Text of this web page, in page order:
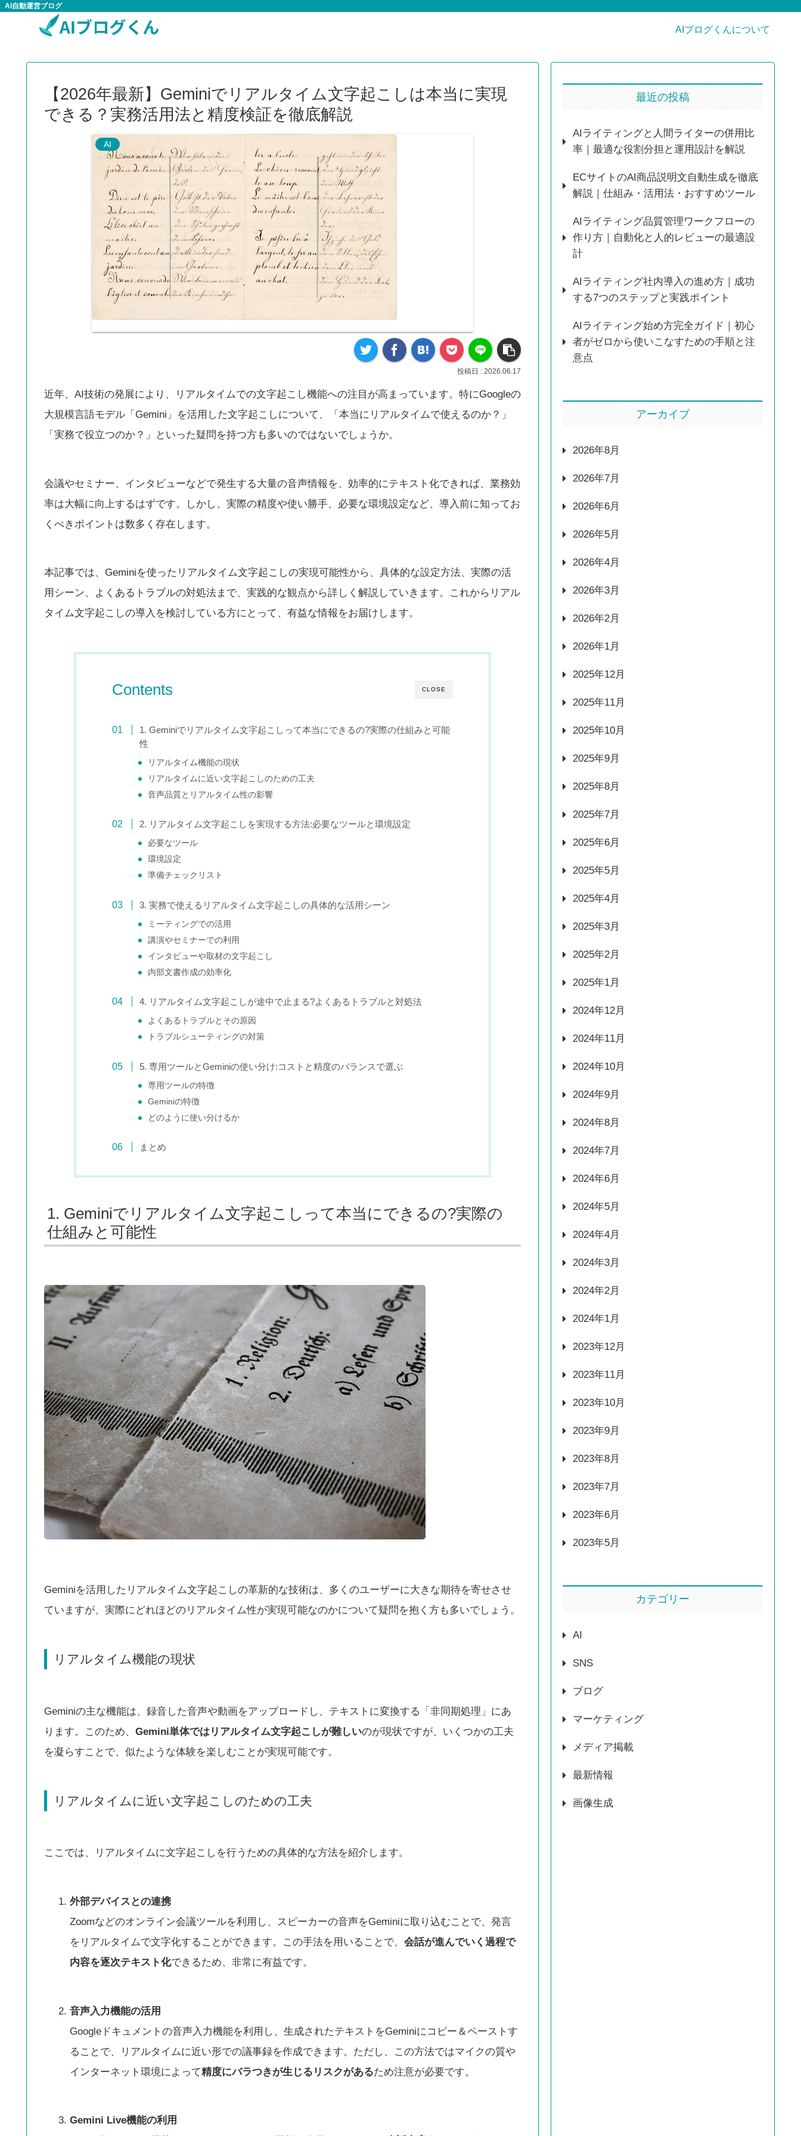
AI自動運営ブログ
AIブログくんについて
【2026年最新】Geminiでリアルタイム文字起こしは本当に実現
できる？実務活用法と精度検証を徹底解説
AI
2026.06.17
近年、AI技術の発展により、リアルタイムでの文字起こし機能への注目が高まっています。特にGoogleの
大規模言語モデル「Gemini」を活用した文字起こしについて、「本当にリアルタイムで使えるのか？」
「実務で役立つのか？」といった疑問を持つ方も多いのではないでしょうか。
会議やセミナー、インタビューなどで発生する大量の音声情報を、効率的にテキスト化できれば、業務効
率は大幅に向上するはずです。しかし、実際の精度や使い勝手、必要な環境設定など、導入前に知ってお
くべきポイントは数多く存在します。
本記事では、Geminiを使ったリアルタイム文字起こしの実現可能性から、具体的な設定方法、実際の活
用シーン、よくあるトラブルの対処法まで、実践的な観点から詳しく解説していきます。これからリアル
タイム文字起こしの導入を検討している方にとって、有益な情報をお届けします。
CLOSE
Contents
1. Geminiでリアルタイム文字起こしって本当にできるの?実際の仕組みと可能
性
リアルタイム機能の現状
リアルタイムに近い文字起こしのための工夫
音声品質とリアルタイム性の影響
2. リアルタイム文字起こしを実現する方法:必要なツールと環境設定
必要なツール
環境設定
準備チェックリスト
3. 実務で使えるリアルタイム文字起こしの具体的な活用シーン
ミーティングでの活用
講演やセミナーでの利用
インタビューや取材の文字起こし
内部文書作成の効率化
4. リアルタイム文字起こしが途中で止まる?よくあるトラブルと対処法
よくあるトラブルとその原因
トラブルシューティングの対策
5. 専用ツールとGeminiの使い分け:コストと精度のバランスで選ぶ
専用ツールの特徴
Geminiの特徴
どのように使い分けるか
まとめ
1. Geminiでリアルタイム文字起こしって本当にできるの?実際の
仕組みと可能性
Geminiを活用したリアルタイム文字起こしの革新的な技術は、多くのユーザーに大きな期待を寄せさせ
ていますが、実際にどれほどのリアルタイム性が実現可能なのかについて疑問を抱く方も多いでしょう。
リアルタイム機能の現状
Geminiの主な機能は、録音した音声や動画をアップロードし、テキストに変換する「非同期処理」にあ
ります。このため、 Gemini単体ではリアルタイム文字起こしが難しいのが現状ですが、いくつかの工夫
を凝らすことで、似たような体験を楽しむことが実現可能です。
リアルタイムに近い文字起こしのための工夫
ここでは、リアルタイムに文字起こしを行うための具体的な方法を紹介します。
外部デバイスとの連携
Zoomなどのオンライン会議ツールを利用し、スピーカーの音声をGeminiに取り込むことで、発言
をリアルタイムで文字化することができます。この手法を用いることで、会話が進んでいく過程で
内容を逐次テキスト化できるため、非常に有益です。
音声入力機能の活用
Googleドキュメントの音声入力機能を利用し、生成されたテキストをGeminiにコピー＆ペーストす
ることで、リアルタイムに近い形での議事録を作成できます。ただし、この方法ではマイクの質や
インターネット環境によって精度にバラつきが生じるリスクがあるため注意が必要です。
Gemini Live機能の利用
最近の投稿
AIライティングと人間ライターの併用比
率｜最適な役割分担と運用設計を解説
ECサイトのAI商品説明文自動生成を徹底
解説｜仕組み・活用法・おすすめツール
AIライティング品質管理ワークフローの
作り方｜自動化と人的レビューの最適設
計
AIライティング社内導入の進め方｜成功
する7つのステップと実践ポイント
AIライティング始め方完全ガイド｜初心
者がゼロから使いこなすための手順と注
意点
アーカイブ
2026年8月
2026年7月
2026年6月
2026年5月
2026年4月
2026年3月
2026年2月
2026年1月
2025年12月
2025年11月
2025年10月
2025年9月
2025年8月
2025年7月
2025年6月
2025年5月
2025年4月
2025年3月
2025年2月
2025年1月
2024年12月
2024年11月
2024年10月
2024年9月
2024年8月
2024年7月
2024年6月
2024年5月
2024年4月
2024年3月
2024年2月
2024年1月
2023年12月
2023年11月
2023年10月
2023年9月
2023年8月
2023年7月
2023年6月
2023年5月
カテゴリー
AI
SNS
ブログ
マーケティング
メディア掲載
最新情報
画像生成